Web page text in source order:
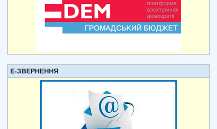
Е-ЗВЕРНЕННЯ